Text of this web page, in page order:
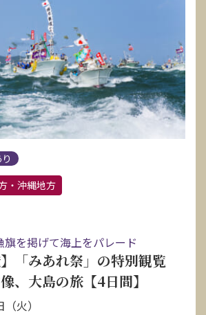
・沖縄地方
旗を掲げて海上をパレード
】「みあれ祭」の特別観覧
、大島の旅【4日間】
火）